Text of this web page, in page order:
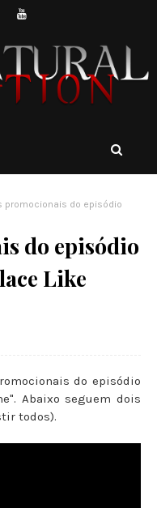
promocionais do episódio
do episódio
Like
do episódio
Abaixo seguem dois
todos).